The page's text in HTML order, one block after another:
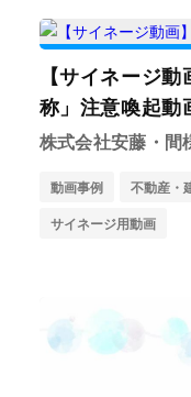
【サイネージ
称」注意喚起動
株式会社安藤・間
動画事例 不動産・
サイネージ用動画